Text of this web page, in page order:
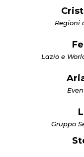
Regioni
Lazio e
Gruppo